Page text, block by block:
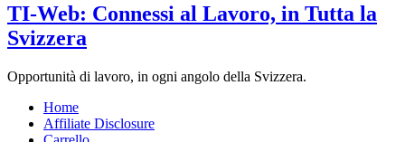
TI-Web: Connessi al Lavoro, in Tutta la
Svizzera
Opportunità di lavoro, in ogni angolo della Svizzera.
Home
Affiliate Disclosure